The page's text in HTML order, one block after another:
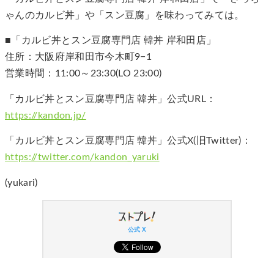
ゃんのカルビ丼」や「スン豆腐」を味わってみては。
■「カルビ丼とスン豆腐専門店 韓丼 岸和田店」
住所：大阪府岸和田市今木町9−1
営業時間：11:00～23:30(LO 23:00)
「カルビ丼とスン豆腐専門店 韓丼」公式URL：
https://kandon.jp/
「カルビ丼とスン豆腐専門店 韓丼」公式X(旧Twitter)：
https://twitter.com/kandon_yaruki
(yukari)
公式 X